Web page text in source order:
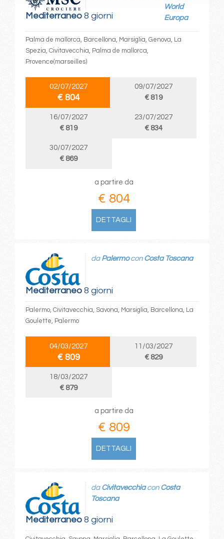
Mediterraneo8 giorni
World
Europa
Palma de mallorca, Barcellona, Marsiglia, Genova, La
Spezia, Civitavecchia, Palma de mallorca,
Provence(marseilles)
02/07/2027
€ 804
09/07/2027
€ 819
16/07/2027
€ 819
23/07/2027
€ 834
30/07/2027
€ 869
a partire da
€ 804
DETTAGLI
Mediterraneo8 giorni
da Palermocon Costa Toscana
Palermo, Civitavecchia, Savona, Marsiglia, Barcellona, La
Goulette, Palermo
04/03/2027
€ 809
11/03/2027
€ 829
18/03/2027
€ 879
a partire da
€ 809
DETTAGLI
Mediterraneo8 giorni
da Civitavecchiacon Costa
Toscana